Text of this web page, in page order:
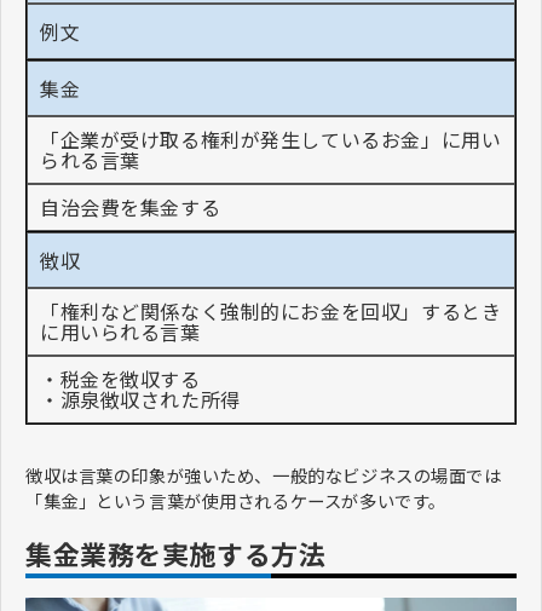
例文
集金
「企業が受け取る権利が発生しているお金」に用い
られる言葉
自治会費を集金する
徴収
「権利など関係なく強制的にお金を回収」するとき
に用いられる言葉
・税金を徴収する
・源泉徴収された所得
徴収は言葉の印象が強いため、一般的なビジネスの場面では
「集金」という言葉が使用されるケースが多いです。
集金業務を実施する方法